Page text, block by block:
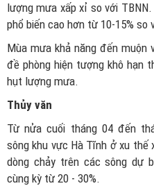
lượng mưa xấp xỉ so với
phổ biến cao hơn từ 10-15% so
Mùa mưa khả năng đến
đề phòng hiện tượng khô hạn
hụt lượng mưa.
Thủy văn
Từ nửa cuối tháng 04 đến
sông khu vực Hà Tĩnh ở xu
dòng chảy trên các sông dự
cùng kỳ từ 20 - 30%.